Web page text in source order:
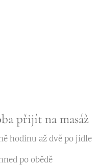
přijít na masáž
hodinu až dvě po jídle
po obědě